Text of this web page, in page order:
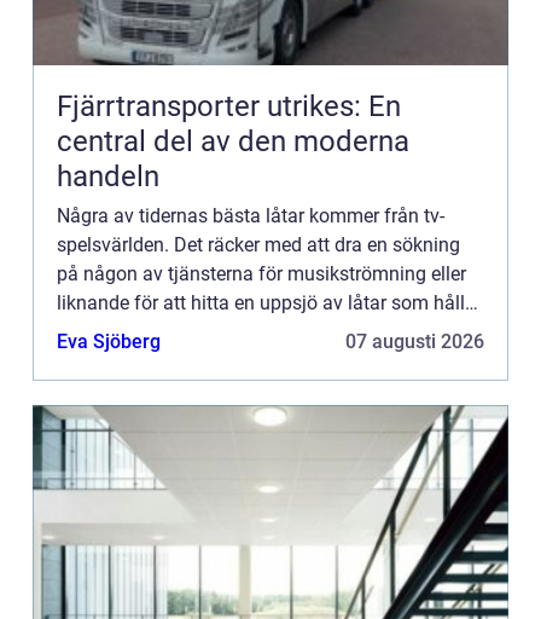
Fjärrtransporter utrikes: En
central del av den moderna
handeln
Några av tidernas bästa låtar kommer från tv-
spelsvärlden. Det räcker med att dra en sökning
på någon av tjänsterna för musikströmning eller
liknande för att hitta en uppsjö av låtar som håller
extremt hög funkabilitet. Är man gammal nog att
Eva Sjöberg 07 augusti 2026